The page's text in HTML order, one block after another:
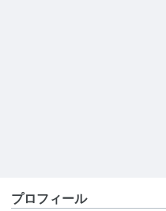
プロフィール